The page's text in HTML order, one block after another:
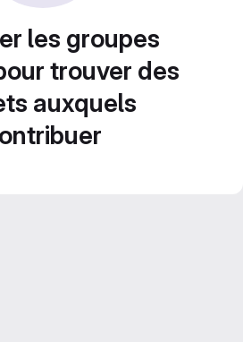
les groupes
trouver des
auxquels